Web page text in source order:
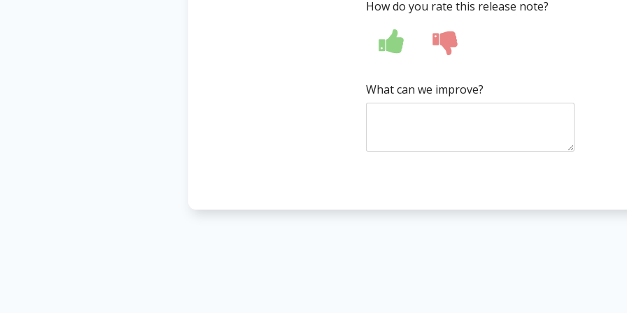
How do you rate this release note?
What can we improve?